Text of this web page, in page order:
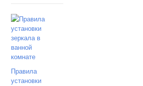
Правила
установки